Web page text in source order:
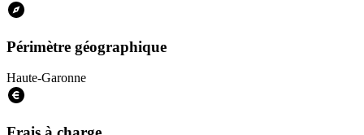
Périmètre géographique
Haute-Garonne